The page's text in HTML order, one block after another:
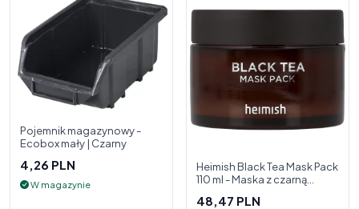
Pojemnik magazynowy -
Ecobox mały | Czarny
4,26 PLN
W magazynie
Heimish Black Tea Mask Pack
110 ml - Maska z czarną
48,47 PLN